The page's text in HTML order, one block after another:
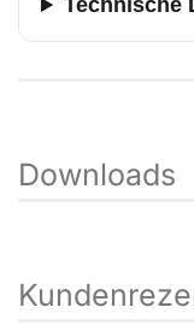
Technische
Downloads